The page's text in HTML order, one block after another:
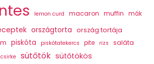
lemon curd macaron muffin mák
országtorta ország tortája
piskóta piskótatekercs pite rizs saláta
sütőtök sütőtökös